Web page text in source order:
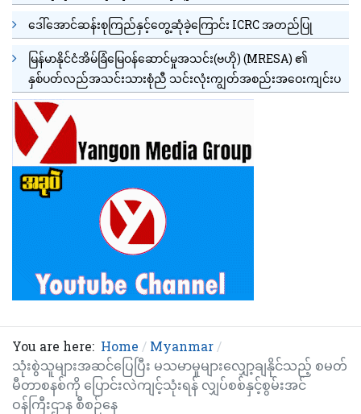
ဒေါ်အောင်ဆန်းစုကြည်နှင့်တွေ့ဆုံခဲ့ကြောင်း ICRC အတည်ပြု
မြန်မာနိုင်ငံအိမ်ခြံမြေဝန်ဆောင်မှုအသင်း(ဗဟို) (MRESA) ၏
နှစ်ပတ်လည်အသင်းသားစုံညီ သင်းလုံးကျွတ်အစည်းအဝေးကျင်းပ
You are here: Home
Myanmar
သုံးစွဲသူများအဆင်ပြေပြီး မသမာမှုများလျှော့ချနိုင်သည့် စမတ်
မီတာစနစ်ကို ပြောင်းလဲကျင့်သုံးရန် လျှပ်စစ်နှင့်စွမ်းအင်
ဝန်ကြီးဌာန စီစဉ်နေ